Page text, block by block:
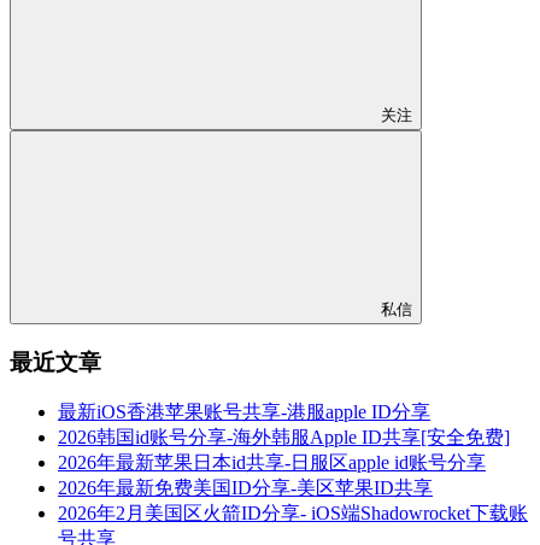
关注
私信
最近文章
最新iOS香港苹果账号共享-港服apple ID分享
2026韩国id账号分享-海外韩服Apple ID共享[安全免费]
2026年最新苹果日本id共享-日服区apple id账号分享
2026年最新免费美国ID分享-美区苹果ID共享
2026年2月美国区火箭ID分享- iOS端Shadowrocket下载账
号共享